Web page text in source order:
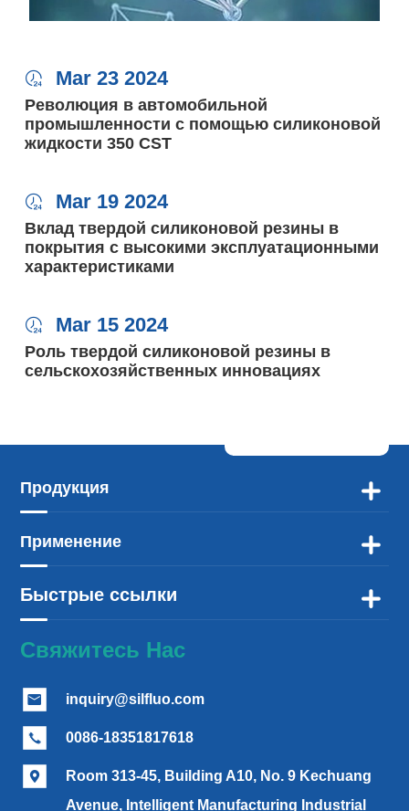
 Mar 23 2024
Революция в автомобильной
промышленности с помощью силиконовой
жидкости 350 CST
 Mar 19 2024
Вклад твердой силиконовой резины в
покрытия с высокими эксплуатационными
характеристиками
 Mar 15 2024
Роль твердой силиконовой резины в
сельскохозяйственных инновациях
Продукция 
Применение 
Быстрые ссылки 
Свяжитесь Нас
 inquiry@silfluo.com
 0086-18351817618

Room 313-45, Building A10, No. 9 Kechuang
Avenue, Intelligent Manufacturing Industrial